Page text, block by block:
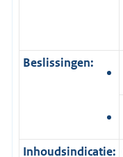
Beslissingen:
Inhoudsindicatie: